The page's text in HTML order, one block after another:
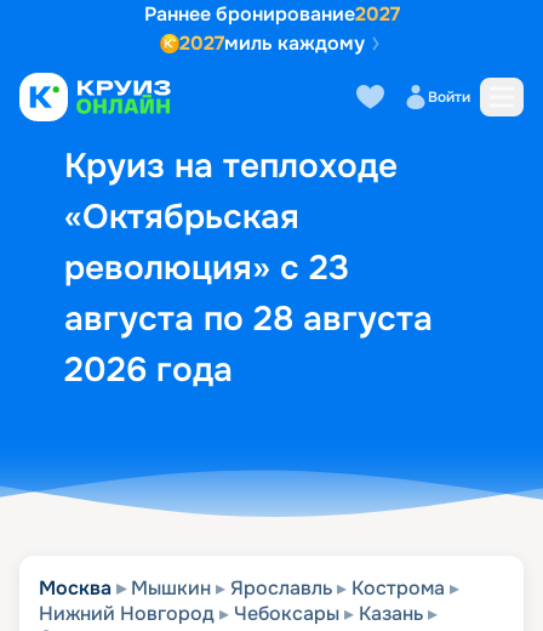
Раннее бронирование2027
2027миль каждому
Войти
Круиз на теплоходе
«Октябрьская
революция» с 23
августа по 28 августа
2026 года
Выбор кают Маршрут и
Москва Мышкин Ярославль
Кострома
Нижний Новгород
Чебоксары
Казань